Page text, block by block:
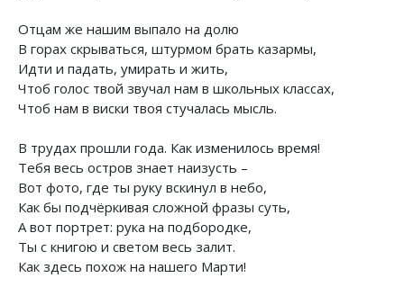
Отцам же нашим выпало на долю
В горах скрываться, штурмом брать казармы,
Идти и падать, умирать и жить,
Чтоб голос твой звучал нам в школьных классах,
Чтоб нам в виски твоя стучалась мысль.
В трудах прошли года. Как изменилось время!
Тебя весь остров знает наизусть –
Вот фото, где ты руку вскинул в небо,
Как бы подчёркивая сложной фразы суть,
А вот портрет: рука на подбородке,
Ты с книгою и светом весь залит.
Как здесь похож на нашего Марти!